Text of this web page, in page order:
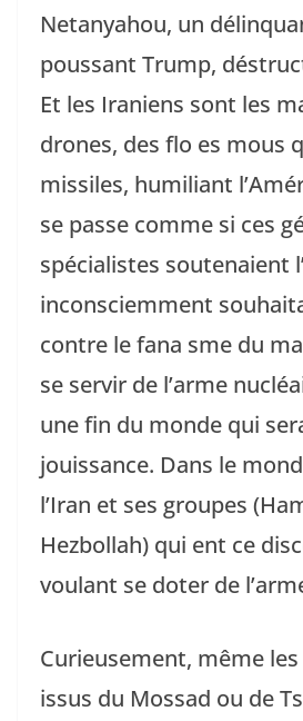
Netanyahou, un
poussant Trump,
Et les Iraniens sont les
drones, des flo es mous
missiles, humiliant
se passe comme si ces
spécialistes soutenaient
inconsciemment
contre le fana sme du
se servir de l’arme
une fin du monde qui
jouissance. Dans le
l’Iran et ses groupes
Hezbollah) qui ent ce
voulant se doter de
Curieusement, même
issus du Mossad ou de